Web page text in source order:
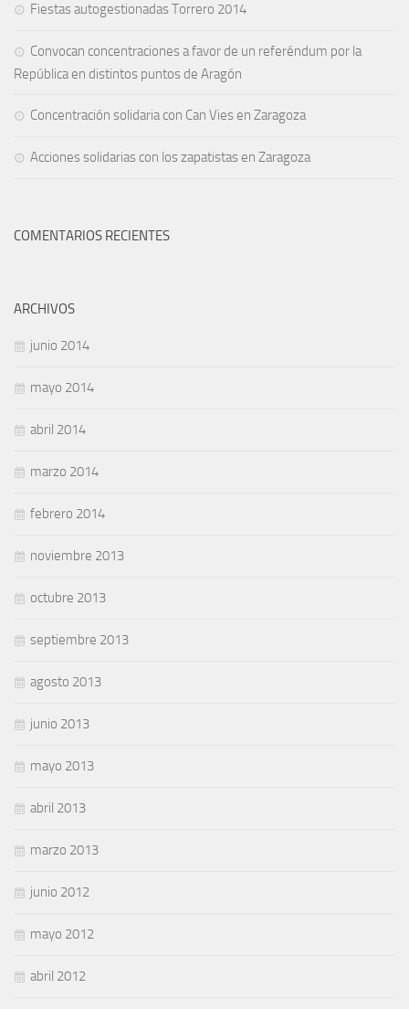
Fiestas autogestionadas Torrero 2014
Convocan concentraciones a favor de un referéndum por la
República en distintos puntos de Aragón
Concentración solidaria con Can Vies en Zaragoza
Acciones solidarias con los zapatistas en Zaragoza
COMENTARIOS RECIENTES
ARCHIVOS
junio 2014
mayo 2014
abril 2014
marzo 2014
febrero 2014
noviembre 2013
octubre 2013
septiembre 2013
agosto 2013
junio 2013
mayo 2013
abril 2013
marzo 2013
junio 2012
mayo 2012
abril 2012